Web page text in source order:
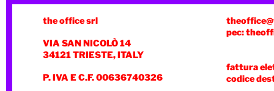
the office srl
VIA SAN NICOLÒ 14
34121 TRIESTE, ITALY
P. IVA E C.F. 00636740326
pec:
fattura
codice